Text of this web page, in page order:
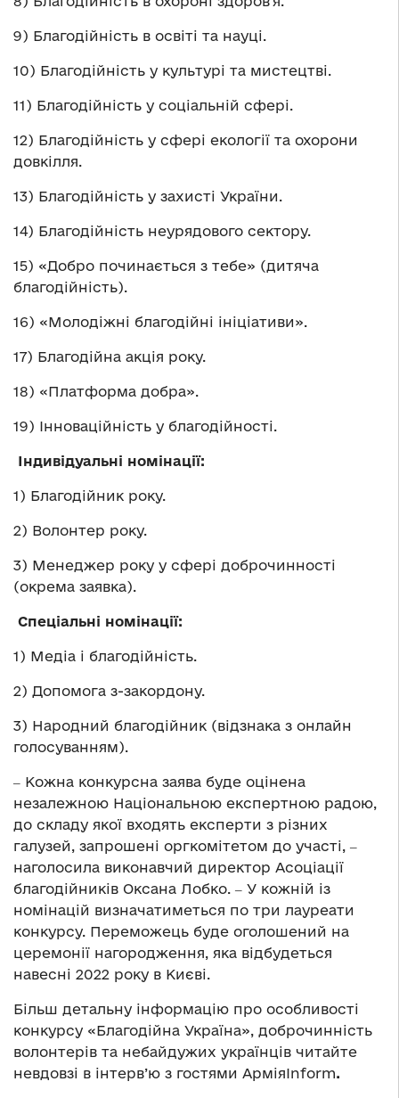
9) Благодійність в освіті та науці.
10) Благодійність у культурі та мистецтві.
11) Благодійність у соціальній сфері.
12) Благодійність у сфері екології та охорони
довкілля.
13) Благодійність у захисті України.
14) Благодійність неурядового сектору.
15) «Добро починається з тебе» (дитяча
благодійність).
16) «Молодіжні благодійні ініціативи».
17) Благодійна акція року.
18) «Платформа добра».
19) Інноваційність у благодійності.
Індивідуальні номінації:
1) Благодійник року.
2) Волонтер року.
3) Менеджер року у сфері доброчинності
(окрема заявка).
Спеціальні номінації:
1) Медіа і благодійність.
2) Допомога з-закордону.
3) Народний благодійник (відзнака з онлайн
голосуванням).
‒ Кожна конкурсна заява буде оцінена
незалежною Національною експертною радою,
до складу якої входять експерти з різних
галузей, запрошені оргкомітетом до участі, ‒
наголосила виконавчий директор Асоціації
благодійників Оксана Лобко. ‒ У кожній із
номінацій визначатиметься по три лауреати
конкурсу. Переможець буде оголошений на
церемонії нагородження, яка відбудеться
навесні 2022 року в Києві.
Більш детальну інформацію про особливості
конкурсу «Благодійна Україна», доброчинність
волонтерів та небайдужих українців читайте
невдовзі в інтерв’ю з гостями АрміяInform.